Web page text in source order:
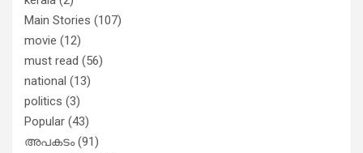
Main Stories (107)
movie (12)
must read (56)
national (13)
politics (3)
Popular (43)
അപകടം(91)